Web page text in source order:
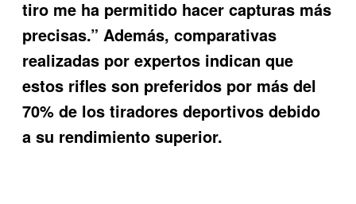
tiro me ha permitido hacer capturas más
precisas.” Además, comparativas
realizadas por expertos indican que
estos rifles son preferidos por más del
70% de los tiradores deportivos debido
a su rendimiento superior.